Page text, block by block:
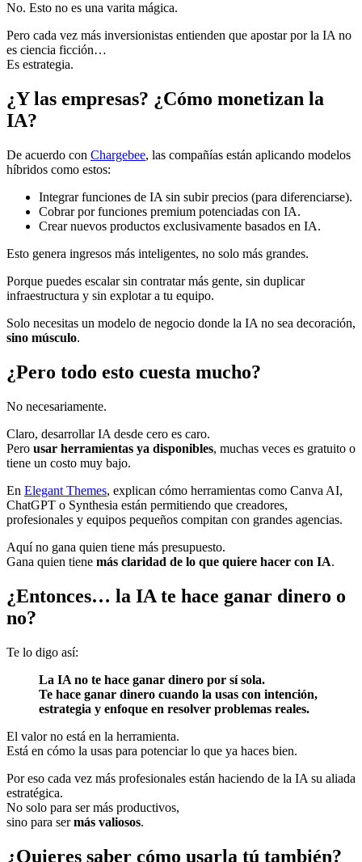
No. Esto no es una varita mágica.
Pero cada vez más inversionistas entienden que apostar por la IA no
es ciencia ficción…
Es estrategia.
¿Y las empresas? ¿Cómo monetizan la
IA?
De acuerdo con Chargebee, las compañías están aplicando modelos
híbridos como estos:
Integrar funciones de IA sin subir precios (para diferenciarse).
Cobrar por funciones premium potenciadas con IA.
Crear nuevos productos exclusivamente basados en IA.
Esto genera ingresos más inteligentes, no solo más grandes.
Porque puedes escalar sin contratar más gente, sin duplicar
infraestructura y sin explotar a tu equipo.
Solo necesitas un modelo de negocio donde la IA no sea decoración,
sino músculo.
¿Pero todo esto cuesta mucho?
No necesariamente.
Claro, desarrollar IA desde cero es caro.
Pero usar herramientas ya disponibles, muchas veces es gratuito o
tiene un costo muy bajo.
En Elegant Themes, explican cómo herramientas como Canva AI,
ChatGPT o Synthesia están permitiendo que creadores,
profesionales y equipos pequeños compitan con grandes agencias.
Aquí no gana quien tiene más presupuesto.
Gana quien tiene más claridad de lo que quiere hacer con IA.
¿Entonces… la IA te hace ganar dinero o
no?
Te lo digo así:
La IA no te hace ganar dinero por sí sola.
Te hace ganar dinero cuando la usas con intención,
estrategia y enfoque en resolver problemas reales.
El valor no está en la herramienta.
Está en cómo la usas para potenciar lo que ya haces bien.
Por eso cada vez más profesionales están haciendo de la IA su aliada
estratégica.
No solo para ser más productivos,
sino para sermás valiosos.
¿Quieres saber cómo usarla tú también?